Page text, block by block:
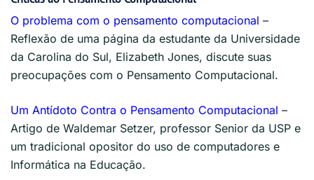
O problema com o pensamento computacional –
Reflexão de uma página da estudante da Universidade
da Carolina do Sul, Elizabeth Jones, discute suas
preocupações com o Pensamento Computacional.
Um Antídoto Contra o Pensamento Computacional –
Artigo de Waldemar Setzer, professor Senior da USP e
um tradicional opositor do uso de computadores e
Informática na Educação.